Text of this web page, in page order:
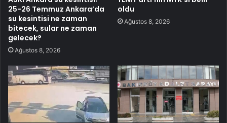
25-26 Temmuz Ankara’da
su kesintisi ne zaman
bitecek, sular ne zaman
gelecek?
Ağustos 8, 2026
oldu
Ağustos 8, 2026